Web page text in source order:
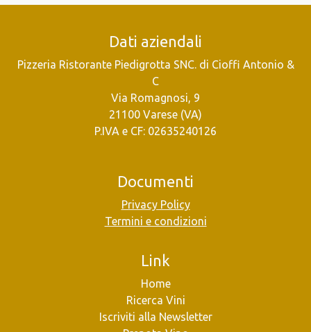
Dati aziendali
Pizzeria Ristorante Piedigrotta SNC. di Cioffi Antonio &
C
Via Romagnosi, 9
21100 Varese (VA)
P.IVA e CF: 02635240126
Documenti
Privacy Policy
Termini e condizioni
Link
Home
Ricerca Vini
Iscriviti alla Newsletter